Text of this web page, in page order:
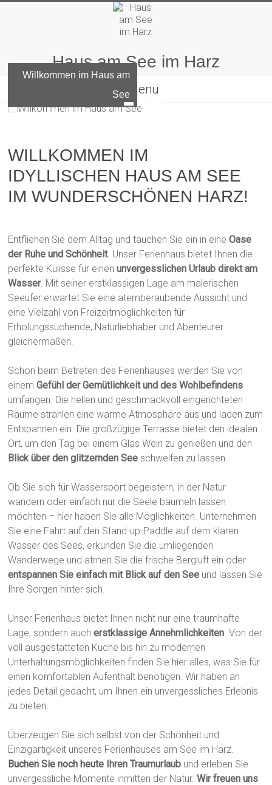
Haus am See im Harz
Menü
Willkommen im Haus am
See
WILLKOMMEN IM
IDYLLISCHEN HAUS AM SEE
IM WUNDERSCHÖNEN HARZ!
Entfliehen Sie dem Alltag und tauchen Sie ein in eineOase
der Ruhe und Schönheit. Unser Ferienhaus bietet Ihnen die
perfekte Kulisse für einenunvergesslichen Urlaub direkt am
Wasser. Mit seiner erstklassigen Lage am malerischen
Seeufer erwartet Sie eine atemberaubende Aussicht und
eine Vielzahl von Freizeitmöglichkeiten für
Erholungssuchende, Naturliebhaber und Abenteurer
gleichermaßen.
Schon beim Betreten des Ferienhauses werden Sie von
einemGefühl der Gemütlichkeit und des Wohlbefindens
umfangen. Die hellen und geschmackvoll eingerichteten
Räume strahlen eine warme Atmosphäre aus und laden zum
Entspannen ein. Die großzügige Terrasse bietet den idealen
Ort, um den Tag bei einem Glas Wein zu genießen und den
Blick über den glitzernden See schweifen zu lassen.
Ob Sie sich für Wassersport begeistern, in der Natur
wandern oder einfach nur die Seele baumeln lassen
möchten – hier haben Sie alle Möglichkeiten. Unternehmen
Sie eine Fahrt auf den Stand-up-Paddle auf dem klaren
Wasser des Sees, erkunden Sie die umliegenden
Wanderwege und atmen Sie die frische Bergluft ein oder
entspannen Sie einfach mit Blick auf den See und lassen Sie
Ihre Sorgen hinter sich.
Unser Ferienhaus bietet Ihnen nicht nur eine traumhafte
Lage, sondern aucherstklassige Annehmlichkeiten. Von der
voll ausgestatteten Küche bis hin zu modernen
Unterhaltungsmöglichkeiten finden Sie hier alles, was Sie für
einen komfortablen Aufenthalt benötigen. Wir haben an
jedes Detail gedacht, um Ihnen ein unvergessliches Erlebnis
zu bieten.
Überzeugen Sie sich selbst von der Schönheit und
Einzigartigkeit unseres Ferienhauses am See im Harz.
Buchen Sie noch heute Ihren Traumurlaub und erleben Sie
unvergessliche Momente inmitten der Natur.Wir freuen uns